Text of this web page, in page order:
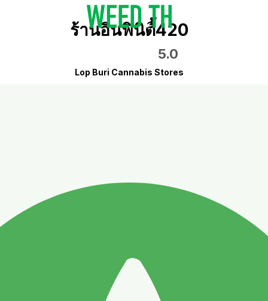
ร้านอินฟินิตี้420
5.0
Lop Buri Cannabis Stores